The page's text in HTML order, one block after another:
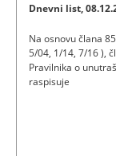
Dnevni list,
Na osnovu člana
5/04, 1/14, 7/16 ),
Pravilnika o
raspisuje